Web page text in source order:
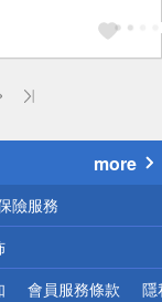
more
險服務
會員服務條款 隱